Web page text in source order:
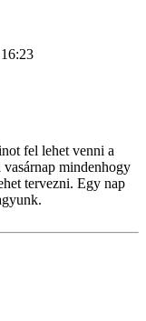
fel lehet venni a
vasárnap mindenhogy
tervezni. Egy nap